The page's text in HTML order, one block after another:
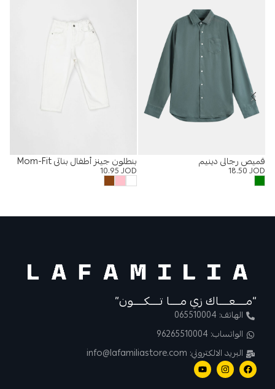
قميص رجالي دينيم
18.50JOD
بنطلون جينز أطفال بناتي Mom-Fit
10.95JOD
“مــــعــــاك زي مــــا تــــكــــون”
الهاتف: 065510004
الواتساب: 96265510004
البريد الالكتروني: info@lafamiliastore.com